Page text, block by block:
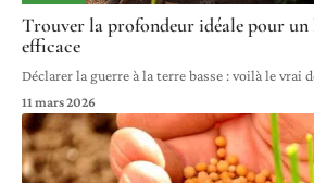
Trouver la profondeur idéale pour un
efficace
Déclarer la guerre à la terre basse : voilà le vrai
11 mars 2026